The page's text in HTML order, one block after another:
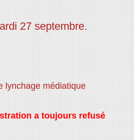
27 septembre.
lynchage médiatique
a toujours refusé